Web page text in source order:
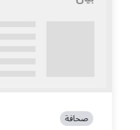
صحافة